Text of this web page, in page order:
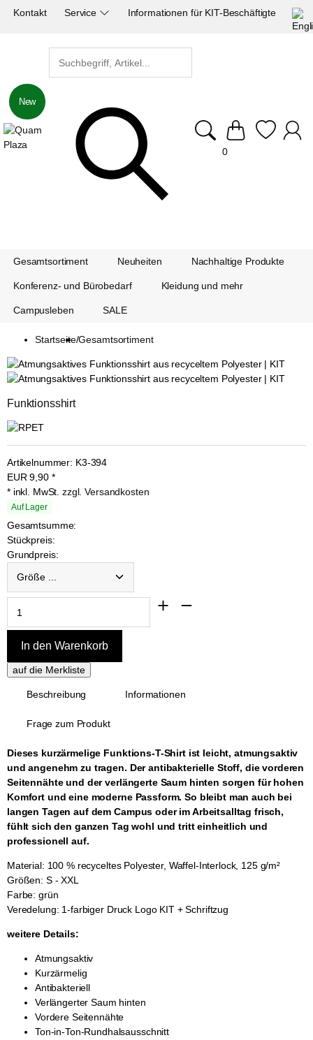
Kontakt Service Informationen für KIT-Beschäftigte
0
Gesamtsortiment Neuheiten Nachhaltige Produkte
Konferenz- und Bürobedarf Kleidung und mehr
Campusleben SALE
Startseite/Gesamtsortiment
New
Funktionsshirt
Artikelnummer: K3-394
EUR 9,90 *
* inkl. MwSt.zzgl. Versandkosten
Auf Lager
Gesamtsumme:
Stückpreis:
Grundpreis:
Beschreibung Informationen
Frage zum Produkt
Dieses kurzärmelige Funktions-T-Shirt ist leicht, atmungsaktiv
und angenehm zu tragen. Der antibakterielle Stoff, die vorderen
Seitennähte und der verlängerte Saum hinten sorgen für hohen
Komfort und eine moderne Passform. So bleibt man auch bei
langen Tagen auf dem Campus oder im Arbeitsalltag frisch,
fühlt sich den ganzen Tag wohl und tritt einheitlich und
professionell auf.
Material: 100 % recyceltes Polyester, Waffel-Interlock, 125 g/m²
Größen: S - XXL
Farbe: grün
Veredelung: 1-farbiger Druck Logo KIT + Schriftzug
weitere Details:
Atmungsaktiv
Kurzärmelig
Antibakteriell
Verlängerter Saum hinten
Vordere Seitennähte
Ton-in-Ton-Rundhalsausschnitt